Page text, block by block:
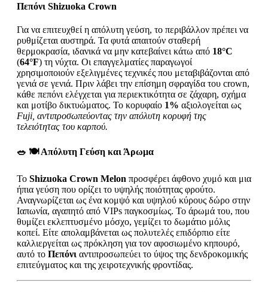
Πεπόνι Shizuoka Crown
Για να επιτευχθεί η απόλυτη γεύση, το περιβάλλον πρέπει να
ρυθμίζεται αυστηρά. Τα φυτά απαιτούν σταθερή
θερμοκρασία, ιδανικά να μην κατεβαίνει κάτω από 18°C
(64°F) τη νύχτα. Οι επαγγελματίες παραγωγοί
χρησιμοποιούν εξελιγμένες τεχνικές που μεταβιβάζονται από
γενιά σε γενιά. Πριν λάβει την επίσημη σφραγίδα του crown,
κάθε πεπόνι ελέγχεται για περιεκτικότητα σε ζάχαρη, σχήμα
και μοτίβο δικτυώματος. Το κορυφαίο 1% αξιολογείται ως
Fuji, αντιπροσωπεύοντας την απόλυτη κορυφή της
τελειότητας του καρπού.
🥗 🍽️ Απόλυτη Γεύση και Άρωμα
Το Shizuoka Crown Melon προσφέρει άφθονο χυμό και μια
ήπια γεύση που ορίζει το υψηλής ποιότητας φρούτο.
Αναγνωρίζεται ως ένα κομψό και υψηλού κύρους δώρο στην
Ιαπωνία, αγαπητό από VIPs παγκοσμίως. Το άρωμά του, που
θυμίζει εκλεπτυσμένο μόσχο, γεμίζει το δωμάτιο μόλις
κοπεί. Είτε απολαμβάνεται ως πολυτελές επιδόρπιο είτε
καλλιεργείται ως πρόκληση για τον αφοσιωμένο κηπουρό,
αυτό το Πεπόνι αντιπροσωπεύει το ύψος της δενδροκομικής
επιτεύγματος και της χειροτεχνικής φροντίδας.